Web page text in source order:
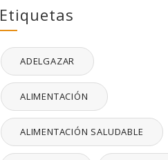
Etiquetas
ADELGAZAR
ALIMENTACIÓN
ALIMENTACIÓN SALUDABLE